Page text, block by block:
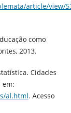
article/view/
como
2013.
Cidades
em:
al.html. Acesso